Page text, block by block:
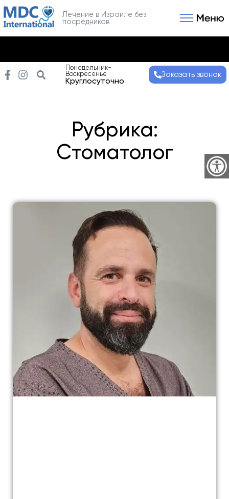
Лечение в Израиле без
посредников
Понедельник-
Воскресенье
Круглосуточно
Заказать звонок
Рубрика:
Стоматолог